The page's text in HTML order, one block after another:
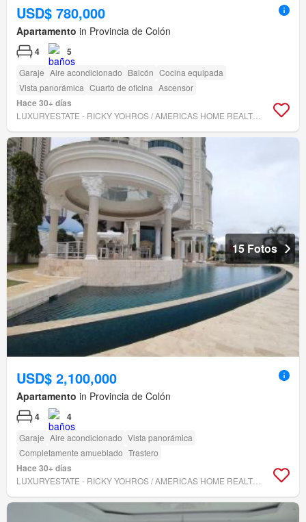
USD$ 780,000
Apartamento in Provincia de Colón
4 5
Garaje Aire acondicionado Balcón Cocina equipada
Vista panorámica Cuarto de oficina Ascensor
Hace 30+ días
15 Fotos
USD$ 2,100,000
Apartamento in Provincia de Colón
4 4
Garaje Aire acondicionado Vista panorámica
Completamente amueblado Trastero
Hace 30+ días